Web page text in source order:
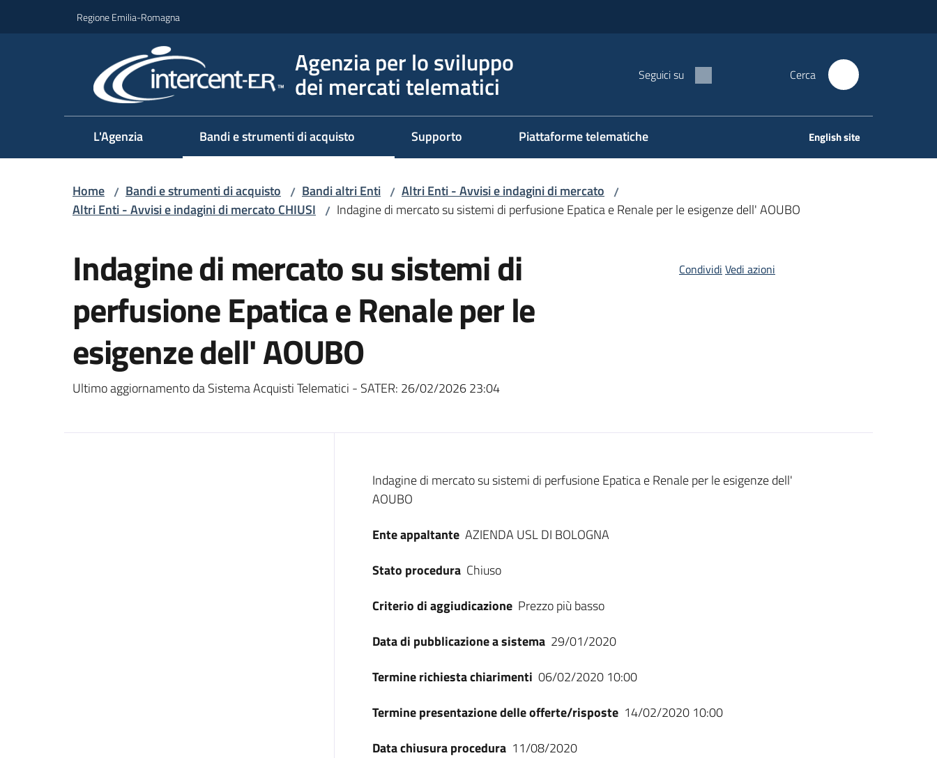
Regione Emilia-Romagna
Agenzia per lo sviluppo
dei mercati telematici Seguici su Cerca
L'Agenzia Bandi e strumenti di acquisto Supporto Piattaforme telematiche English site
Home / Bandi e strumenti di acquisto / Bandi altri Enti / Altri Enti - Avvisi e indagini di mercato /
Altri Enti - Avvisi e indagini di mercato CHIUSI / Indagine di mercato su sistemi di perfusione Epatica e Renale per le esigenze dell' AOUBO
Indagine di mercato su sistemi di
perfusione Epatica e Renale per le
esigenze dell' AOUBO
Ultimo aggiornamento da Sistema Acquisti Telematici - SATER: 26/02/2026 23:04
Condividi Vedi azioni
Dati del bando
Indagine di mercato su sistemi di perfusione Epatica e Renale per le esigenze dell'
AOUBO
Ente appaltante AZIENDA USL DI BOLOGNA
Stato procedura Chiuso
Criterio di aggiudicazione Prezzo più basso
Data di pubblicazione a sistema 29/01/2020
Termine richiesta chiarimenti 06/02/2020 10:00
Termine presentazione delle offerte/risposte 14/02/2020 10:00
Data chiusura procedura 11/08/2020